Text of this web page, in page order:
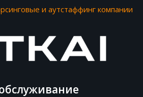
и аутстаффинг компании